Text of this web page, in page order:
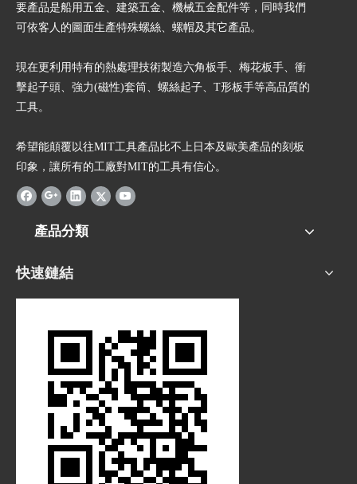
要產品是船用五金、建築五金、機械五金配件等，同時我們
可依客人的圖面生產特殊螺絲、螺帽及其它產品。
現在更利用特有的熱處理技術製造六角板手、梅花板手、衝
擊起子頭、強力(磁性)套筒、螺絲起子、T形板手等高品質的
工具。
希望能顛覆以往MIT工具產品比不上日本及歐美產品的刻板
印象，讓所有的工廠對MIT的工具有信心。
產品分類
快速鏈結